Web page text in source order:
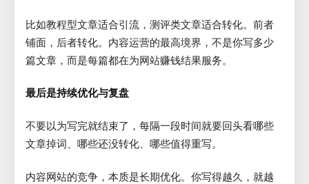
比如教程型文章适合引流，测评类文章适合转化。前者
铺面，后者转化。内容运营的最高境界，不是你写多少
篇文章，而是每篇都在为网站赚钱结果服务。
最后是持续优化与复盘
不要以为写完就结束了，每隔一段时间就要回头看哪些
文章掉词、哪些还没转化、哪些值得重写。
内容网站的竞争，本质是长期优化。你写得越久，就越